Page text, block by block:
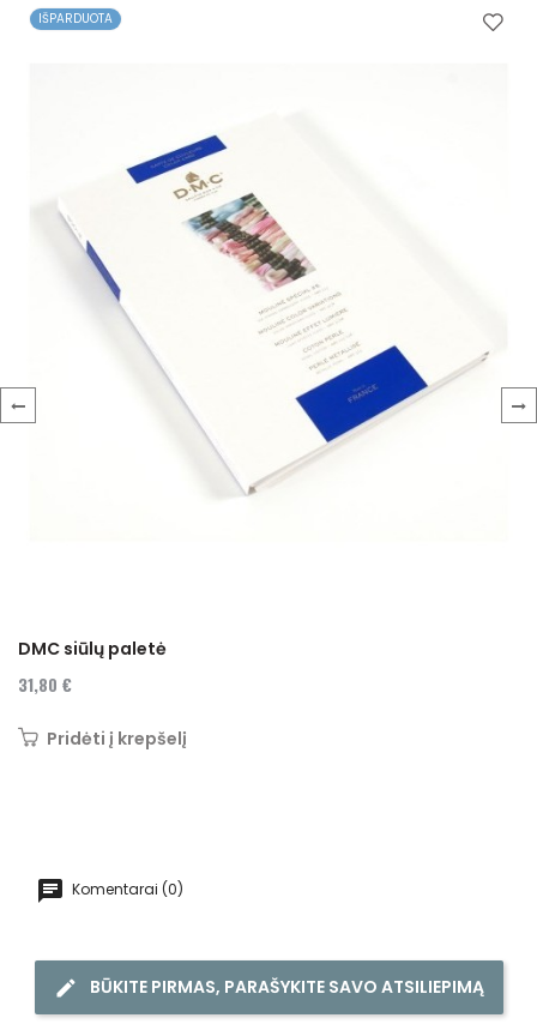
IŠPARDUOTA
DMC siūlų paletė
31,80 €
Pridėti į krepšelį
Komentarai (0)
BŪKITE PIRMAS, PARAŠYKITE SAVO ATSILIEPIMĄ